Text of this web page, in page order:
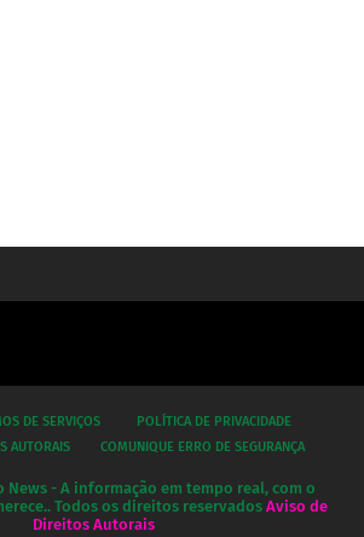
DE SERVIÇOS
POLÍTICA DE PRIVACIDADE
AUTORAIS
COMUNIQUE ERRO DE SEGURANÇA
News - A informação em tempo real, com o
Todos os direitos reservados Aviso de
Direitos Autorais